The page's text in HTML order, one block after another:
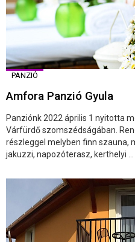
PANZIÓ
Amfora Panzió Gyula
Panziónk 2022 április 1 nyitotta
Várfürdő szomszédságában.
részleggel melyben finn szauna,
jakuzzi, napozóterasz, kerthelyi ...